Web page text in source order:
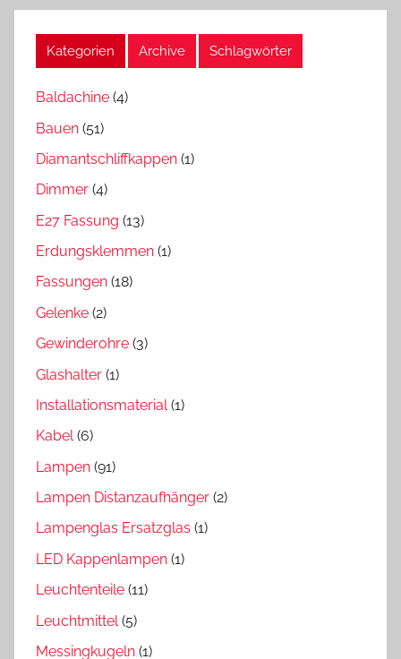
Kategorien Archive Schlagwörter
Baldachine (4)
Bauen (51)
Diamantschliffkappen (1)
Dimmer (4)
E27 Fassung (13)
Erdungsklemmen (1)
Fassungen (18)
Gelenke (2)
Gewinderohre (3)
Glashalter (1)
Installationsmaterial(1)
Kabel(6)
Lampen (91)
Lampen Distanzaufhänger (2)
Lampenglas Ersatzglas (1)
LED Kappenlampen (1)
Leuchtenteile (11)
Leuchtmittel (5)
Messingkugeln (1)